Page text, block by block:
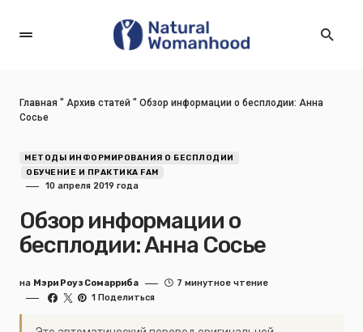
Главная " Архив статей " Обзор информации о бесплодии: Анна
Сосье
МЕТОДЫ ИНФОРМИРОВАНИЯ О БЕСПЛОДИИ
ОБУЧЕНИЕ И ПРАКТИКА FAM
10 апреля 2019 года
Обзор информации о
бесплодии: Анна Сосье
на Мэри Роуз Сомарриба
7 минутное чтение
1 Поделиться